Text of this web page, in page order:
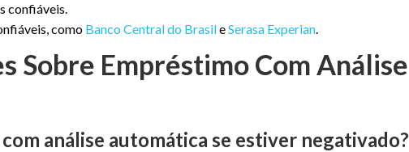
confiáveis.
como Banco Central do BrasileSerasa Experian.
Sobre Empréstimo Com Análise
análise automática se estiver negativado?